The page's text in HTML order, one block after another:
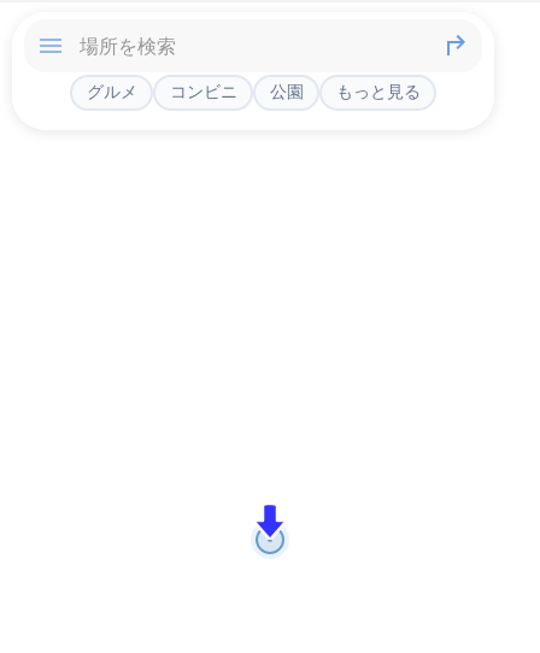
グルメ コンビニ 公園 もっと見る